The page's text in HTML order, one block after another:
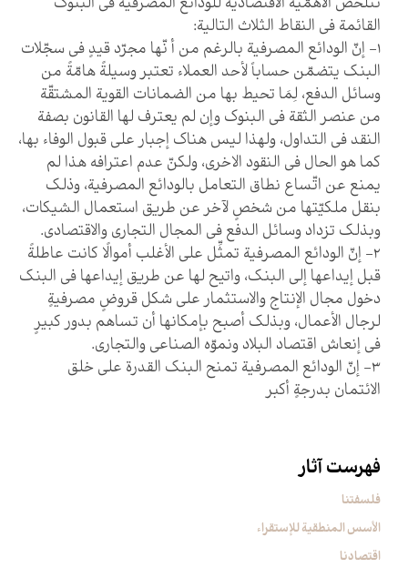
القائمة في النقاط الثلاث التالية:
1- إنّ الودائع المصرفية بالرغم من أ نّها مجرّد قيدٍ في سجّلات
البنك يتضمّن حساباً لأحد العملاء تعتبر وسيلةً هامّةً من
وسائل الدفع، لِمَا تحيط بها من الضمانات القوية المشتقّة
من عنصر الثقة في البنوك وإن لم يعترف لها القانون بصفة
النقد في التداول، ولهذا ليس هناك إجبار على قبول الوفاء بها،
كما هو الحال في النقود الاخرى، ولكنّ عدم اعترافه هذا لم
يمنع عن اتّساع نطاق التعامل بالودائع المصرفية، وذلك
بنقل ملكيّتها من شخصٍ لآخر عن طريق استعمال الشيكات،
وبذلك تزداد وسائل الدفع في المجال التجاري والاقتصادي.
2- إنّ الودائع المصرفية تمثِّل على الأغلب أموالًا كانت عاطلةً
قبل إيداعها إلى البنك، واتيح لها عن طريق إيداعها في البنك
دخول مجال الإنتاج والاستثمار على شكل قروضٍ مصرفيةٍ
لرجال الأعمال، وبذلك أصبح بإمكانها أن تساهم بدور كبيرٍ
في إنعاش اقتصاد البلاد ونموّه الصناعي والتجاري.
3- إنّ الودائع المصرفية تمنح البنك القدرة على خلق
الائتمان بدرجةٍ أكبر
فهرست آثار
فلسفتنا
الأسس المنطقیة للإستقراء
اقتصادنا